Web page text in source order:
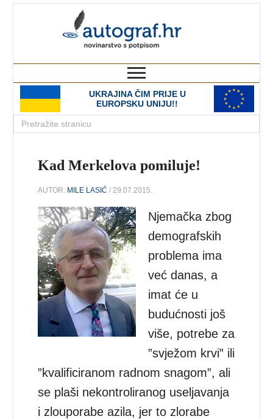
UKRAJINA ČIM PRIJE U
EUROPSKU UNIJU!!
Kad Merkelova pomiluje!
AUTOR: MILE LASIĆ / 29.07.2015.
Njemačka zbog
demografskih
problema ima
već danas, a
imat će u
budućnosti još
više, potrebe za
”svježom krvi” ili
”kvalificiranom radnom snagom”, ali
se plaši nekontroliranog useljavanja
i zlouporabe azila, jer to zlorabe